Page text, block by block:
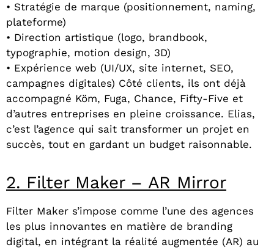
• Stratégie de marque (positionnement, naming,
plateforme)
• Direction artistique (logo, brandbook,
typographie, motion design, 3D)
• Expérience web (UI/UX, site internet, SEO,
campagnes digitales) Côté clients, ils ont déjà
accompagné Köm, Fuga, Chance, Fifty-Five et
d’autres entreprises en pleine croissance. Elias,
c’est l’agence qui sait transformer un projet en
succès, tout en gardant un budget raisonnable.
2. Filter Maker – AR Mirror
Filter Maker s’impose comme l’une des agences
les plus innovantes en matière de branding
digital, en intégrant la réalité augmentée (AR) au